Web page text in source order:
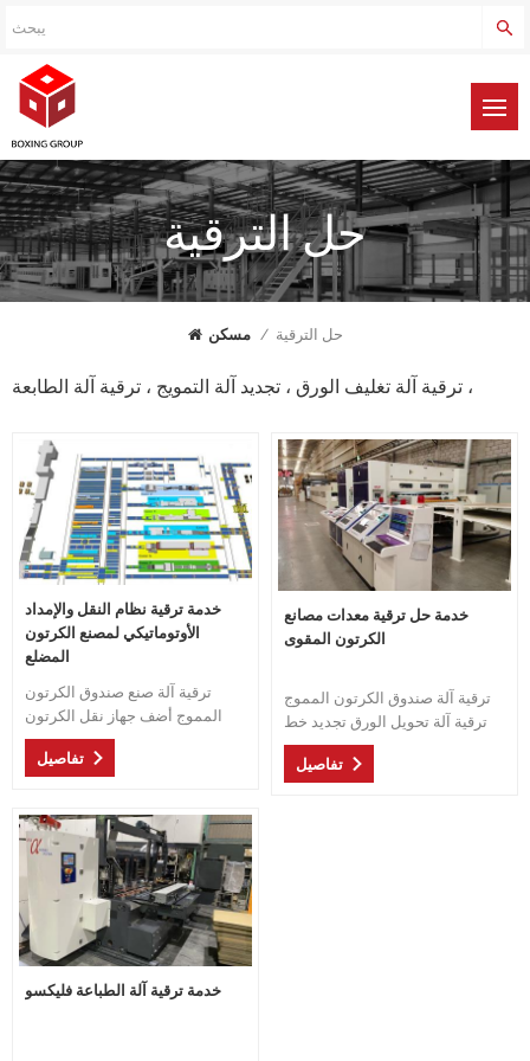
حل الترقية
مسكن / حل الترقية
ترقية آلة تغليف الورق ، تجديد آلة التمويج ، ترقية آلة الطابعة ،
خدمة ترقية نظام النقل والإمداد
الأوتوماتيكي لمصنع الكرتون
المضلع
ترقية آلة صنع صندوق الكرتون
المموج أضف جهاز نقل الكرتون
لمصنع علب الكرتون قوة عاملة أقل
وكفاءة أعلى ، قلل من الرافعة
وأكثر أمانًا
تفاصيل
خدمة حل ترقية معدات مصانع
الكرتون المقوى
ترقية آلة صندوق الكرتون المموج
ترقية آلة تحويل الورق تجديد خط
إنتاج الكرتون المضلع
تفاصيل
خدمة ترقية آلة الطباعة فليكسو